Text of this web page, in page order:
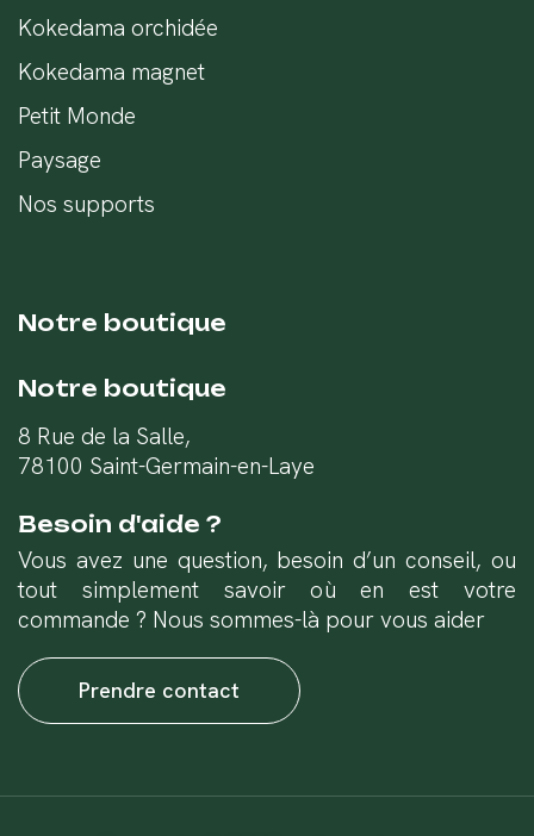
Kokedama orchidée
Kokedama magnet
Petit Monde
Paysage
Nos supports
Notre boutique
Notre boutique
8 Rue de la Salle,
78100 Saint-Germain-en-Laye
Besoin d'aide ?
Vous avez une question, besoin d’un conseil, ou
tout simplement savoir où en est votre
commande ? Nous sommes-là pour vous aider
Prendre contact